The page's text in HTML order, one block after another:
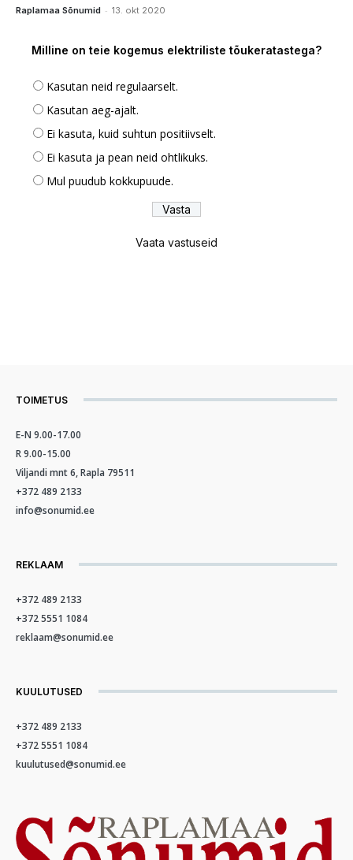
Raplamaa Sõnumid - 13. okt 2020
Milline on teie kogemus elektriliste tõukeratastega?
Kasutan neid regulaarselt.
Kasutan aeg-ajalt.
Ei kasuta, kuid suhtun positiivselt.
Ei kasuta ja pean neid ohtlikuks.
Mul puudub kokkupuude.
Vaata vastuseid
TOIMETUS
E-N 9.00-17.00
R 9.00-15.00
Viljandi mnt 6, Rapla 79511
+372 489 2133
info@sonumid.ee
REKLAAM
+372 489 2133
+372 5551 1084
reklaam@sonumid.ee
KUULUTUSED
+372 489 2133
+372 5551 1084
kuulutused@sonumid.ee